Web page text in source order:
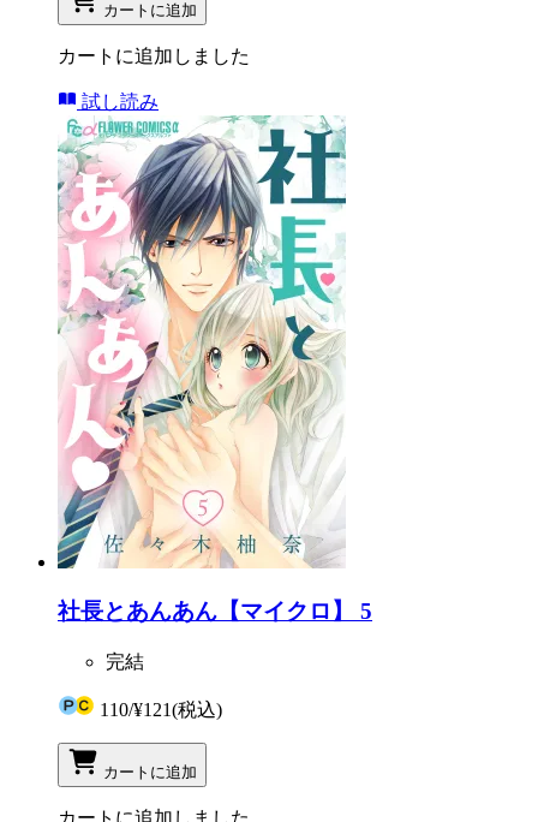
カートに追加
カートに追加しました
試し読み
社長とあんあん【マイクロ】 5
完結
110/¥121(税込)
カートに追加
カートに追加しました